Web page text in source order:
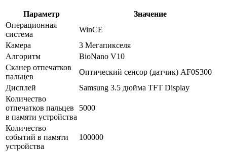
Параметр
Значение
Операционная
система
WinCE
Камера
3 Мегапикселя
Алгоритм
BioNano V10
Сканер отпечатков
пальцев
Оптический сенсор (датчик) AF0S300
Дисплей
Samsung 3.5 дюйма TFT Display
Количество
отпечатков пальцев
в памяти устройства
5000
Количество
событий в памяти
устройства
100000